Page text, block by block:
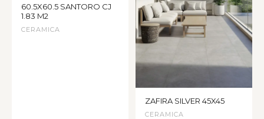
60.5X60.5 SANTORO CJ
1.83 M2
CERAMICA
ZAFIRA SILVER 45X45
CERAMICA